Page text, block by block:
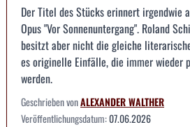
Der Titel des Stücks erinnert irgendwie
Opus "Vor Sonnenuntergang". Roland
besitzt aber nicht die gleiche
es originelle Einfälle, die immer wieder
werden.
Geschrieben vonALEXANDER WALTHER
Veröffentlichungsdatum:07.06.2026